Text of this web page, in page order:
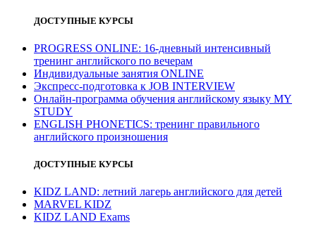
ДОСТУПНЫЕ КУРСЫ
PROGRESS ONLINE: 16-дневный интенсивный
тренинг английского по вечерам
Индивидуальные занятия ONLINE
Экспресс-подготовка к JOB INTERVIEW
Онлайн-программа обучения английскому языку MY
STUDY
ENGLISH PHONETICS: тренинг правильного
английского произношения
ДОСТУПНЫЕ КУРСЫ
KIDZ LAND: летний лагерь английского для детей
MARVEL KIDZ
KIDZ LAND Exams